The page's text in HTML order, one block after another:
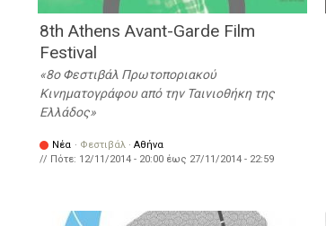
8th Athens Avant-­Garde Film
Festival
8ο Φεστιβάλ Πρωτοποριακού
Κινηματογράφου από την Ταινιοθήκη της
Ελλάδος
Νέα · Φεστιβάλ · Αθήνα
// Πότε: 12/11/2014 - 20:00 έως 27/11/2014 - 22:59